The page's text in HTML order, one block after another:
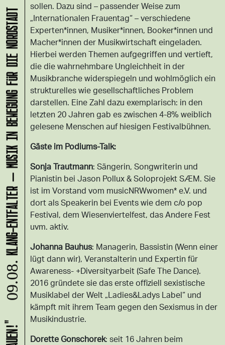
sollen. Dazu sind – passender Weise zum
„Internationalen Frauentag“ – verschiedene
Experten*innen, Musiker*innen, Booker*innen und
Macher*innen der Musikwirtschaft eingeladen.
Hierbei werden Themen aufgegriffen und vertieft,
die die wahrnehmbare Ungleichheit in der
Musikbranche widerspiegeln und wohlmöglich ein
strukturelles wie gesellschaftliches Problem
darstellen. Eine Zahl dazu exemplarisch: in den
letzten 20 Jahren gab es zwischen 4-8% weiblich
gelesene Menschen auf hiesigen Festivalbühnen.
Gäste im Podiums-Talk:
Sonja Trautmann: Sängerin, Songwriterin und
Pianistin bei Jason Pollux & Soloprojekt SÆM. Sie
ist im Vorstand vom musicNRWwomen* e.V. und
dort als Speakerin bei Events wie dem c/o pop
Festival, dem Wiesenviertelfest, das Andere Fest
uvm. aktiv.
Johanna Bauhus: Managerin, Bassistin (Wenn einer
lügt dann wir), Veranstalterin und Expertin für
Awareness- +Diversityarbeit (Safe The Dance).
2016 gründete sie das erste offiziell sexistische
Musiklabel der Welt „Ladies&Ladys Label“ und
kämpft mit ihrem Team gegen den Sexismus in der
Musikindustrie.
Dorette Gonschorek: seit 16 Jahren beim
09.08.
KLANG-ENTFALTER – MUSIK IN BEWEGUNG FÜR DIE NORDSTADT